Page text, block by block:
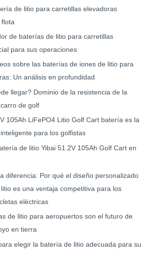
de litio para carretillas elevadoras
de baterías de litio para carretillas
para sus operaciones
sobre las baterías de iones de litio para
Un análisis en profundidad
llegar? Dominio de la resistencia de la
de golf
105Ah LiFePO4 Litio Golf Cart batería es la
para los golfistas
de litio Yibai 51.2V 105Ah Golf Cart en
diferencia: Por qué el diseño personalizado
es una ventaja competitiva para los
eléctricas
de litio para aeropuertos son el futuro de
en tierra
elegir la batería de litio adecuada para su